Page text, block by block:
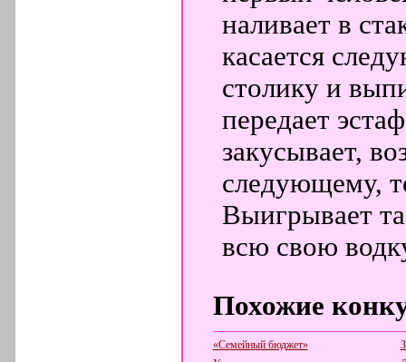
наливает в
касается
столику и
передает
закусывает,
следующему,
Выигрывает
всю свою
Похожие
«Семейный бюджет»